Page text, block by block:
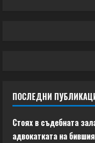
ПОСЛЕДНИ
Стоях в съдебната
адвокатката на